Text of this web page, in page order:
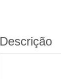
Descrição